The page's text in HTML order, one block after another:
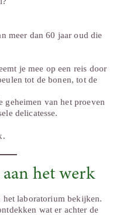
meer dan 60 jaar oud die
je mee op een reis door
tot de bonen, tot de
geheimen van het proeven
delicatesse.
het werk
laboratorium bekijken.
wat er achter de